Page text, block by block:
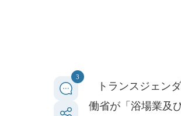
3
トランスジェン
働省が「浴場業及